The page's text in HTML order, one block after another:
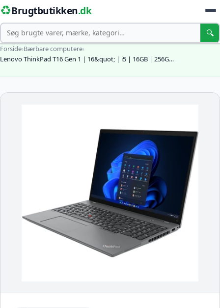
♻️Brugtbutikken.dk
Søg 🔍
Forside›Bærbare computere›
Lenovo ThinkPad T16 Gen 1 | 16&quot; | i5 | 16GB | 256G…